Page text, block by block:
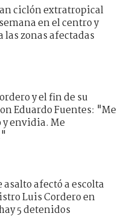
ciclón extratropical
en el centro y
las zonas afectadas
y el fin de su
Eduardo Fuentes: "Me
envidia. Me
afectó a escolta
Luis Cordero en
5 detenidos